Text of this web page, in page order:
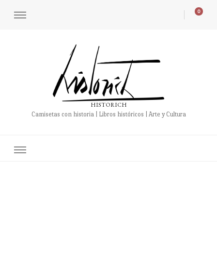
0
HISTORICH
Camisetas con historia | Libros históricos | Arte y Cultura